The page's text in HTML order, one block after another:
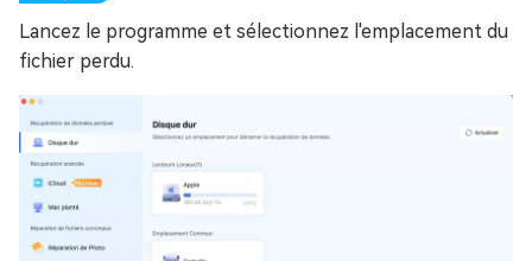
Lancez le programme et sélectionnez l'emplacement du
fichier perdu.